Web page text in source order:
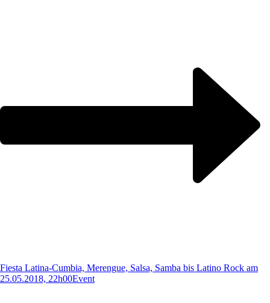
Fiesta Latina-Cumbia, Merengue, Salsa, Samba bis Latino Rock am
25.05.2018, 22h00Event